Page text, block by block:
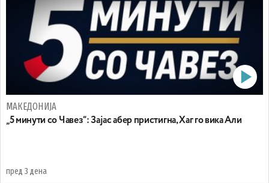
МАКЕДОНИЈА
„5 минути со Чавез“: Зајас абер пристигна, Хаг го вика Али
пред 3 дена